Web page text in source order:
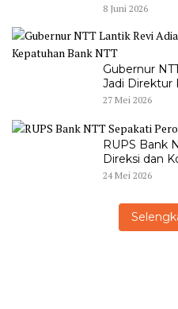
8 Juni 2026
Gubernur
Jadi Direktur
27 Mei 2026
RUPS Bank
Direksi dan
24 Mei 2026